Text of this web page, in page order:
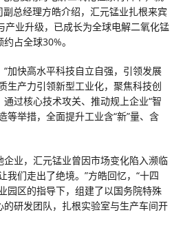
总经理方皓介绍，汇元锰业扎根来宾
产业升级，已成长为全球电解二氧化锰
占全球30%。
加快高水平科技自立自强，引领发展
生产力引领新型工业化，聚焦科技创
过核心技术攻关、推动规上企业“智
等举措，全面提升工业含“新”量、含
业，汇元锰业曾因市场变化陷入濒临
我们走出了绝境。”方皓回忆，“十四
园区的指导下，组建了以国务院特殊
研发团队，扎根实验室与生产车间开